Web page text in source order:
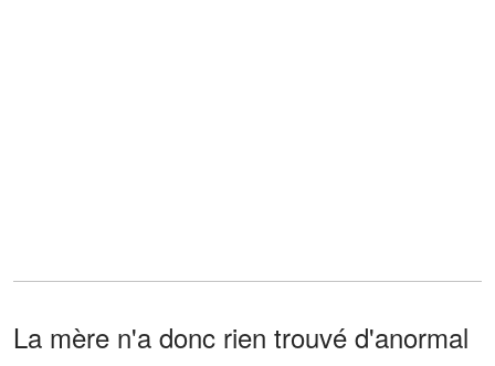
La mère n'a donc rien trouvé d'anormal